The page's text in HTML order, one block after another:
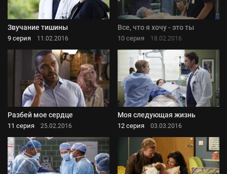
Звучание тишины
9 серия 11.02.2016
Все, что я хочу - это ты
10 серия 18.02.2016
Разбей мое сердце
11 серия 25.02.2016
Моя следующая жизнь
12 серия 03.03.2016